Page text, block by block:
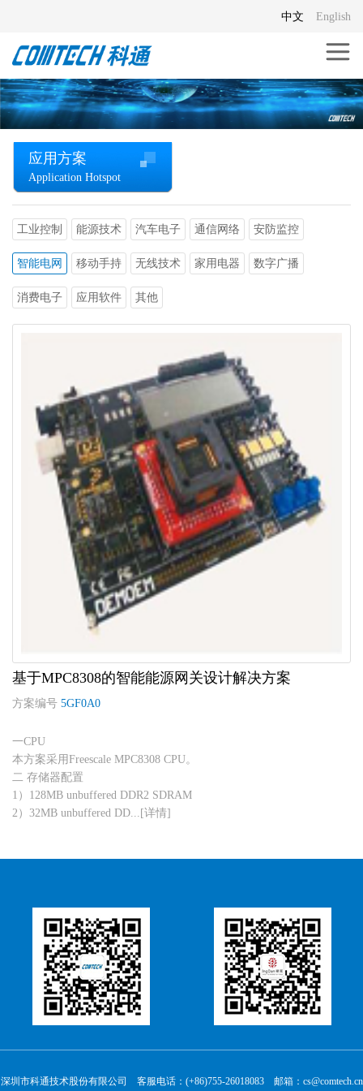
English
中文
应用方案
Application Hotspot
工业控制 能源技术 汽车电子 通信网络 安防监控
智能电网 移动手持 无线技术 家用电器 数字广播
消费电子 应用软件 其他
基于MPC8308的智能能源网关设计解决方案
方案编号 5GF0A0
一CPU
本方案采用Freescale MPC8308 CPU。
二 存储器配置
1）128MB unbuffered DDR2 SDRAM
2）32MB unbuffered DD...[详情]
深圳市科通技术股份有限公司 客服电话：(+86)755-26018083 邮箱：cs@comtech.cn